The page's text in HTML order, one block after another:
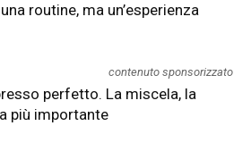
routine, ma un’esperienza
contenuto sponsorizzato
perfetto. La miscela, la
più importante